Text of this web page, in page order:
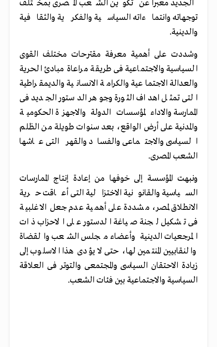
الجديد معبرا عن تكوين الشعب المصرى بمختلف
توجهاته وانتماءاته السياسية والفكرية والثقافية
والدينية.
وشددت على أهمية معرفة مقترحات مختلف القوى
السياسية والاجتماعية فى طريقة مراعاة مبادئ الحرية
والعدالة الاجتماعية والكرامة الانسانية والديمقراطية
التى تمثل اهداف الثورة وجوهر الدستور الجديد فى
الممارسة والاداء لمؤسسات الدولة والاجهزة الحكومية
والمدنية على أرض الواقع، بعد سنوات طويلة من الظلم
السياسى والاجتماعى والفساد والقهر التى عاشها
الشعب المصرى.
ونبهت المؤسسة إلى خوفها من إعادة إنتاج الممارسات
السياسية والقانونية الاختزالية التى أعاقت حرية
الانطلاق لمصر، مشددة على أهمية عدم جعل الاغلبية
فى تشكيل لجنة صياغة الدستور على الاحزاب ذات
المرجعيات الدينية وأعضاء مجلس الشعب والقضاة
والنقابيين المنتمين لها، حتى لا يؤدى هذا الاسلوب إلى
زيادة الاحتقان السياسى والمجتمعى والتوتر فى العلاقة
السياسية والاجتماعية بين فئات الشعب.